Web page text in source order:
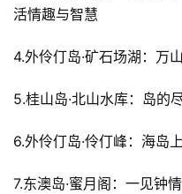
活情趣与智慧
4.外伶仃岛·矿石场湖：万
5.桂山岛·北山水库：岛的
6.外伶仃岛·伶仃峰：海岛
7.东澳岛·蜜月阁：一见钟